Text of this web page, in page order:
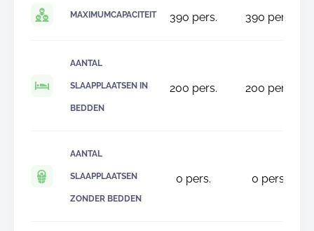
MAXIMUMCAPACITEIT 390 pers. 390 pers.
AANTAL
SLAAPPLAATSEN IN
BEDDEN
200 pers. 200 pers.
AANTAL
SLAAPPLAATSEN
ZONDER BEDDEN
0 pers. 0 pers.